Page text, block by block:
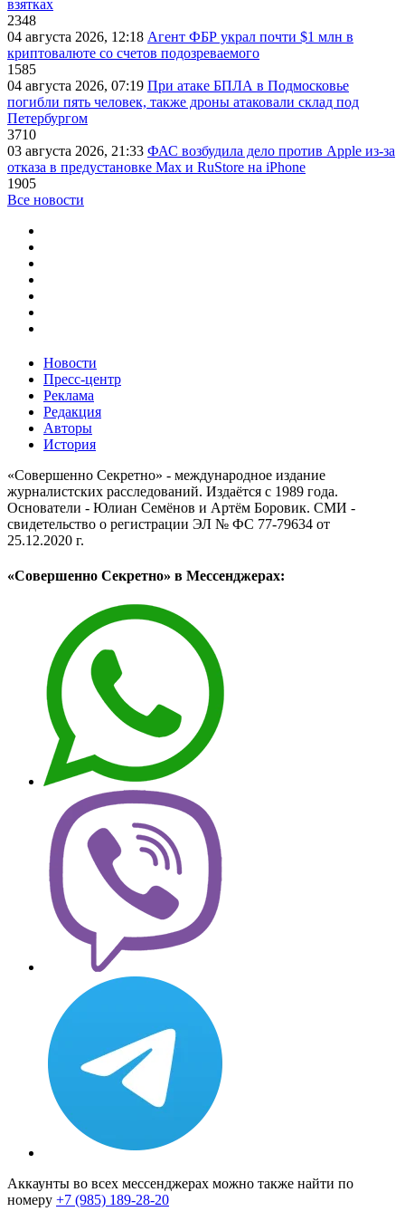
взятках
2348
04 августа 2026, 12:18 Агент ФБР украл почти $1 млн в
криптовалюте со счетов подозреваемого
1585
04 августа 2026, 07:19 При атаке БПЛА в Подмосковье
погибли пять человек, также дроны атаковали склад под
Петербургом
3710
03 августа 2026, 21:33 ФАС возбудила дело против Apple из-за
отказа в предустановке Max и RuStore на iPhone
1905
Все новости
Новости
Пресс-центр
Реклама
Редакция
Авторы
История
«Совершенно Секретно» - международное издание
журналистских расследований. Издаётся с 1989 года.
Основатели - Юлиан Семёнов и Артём Боровик. CМИ -
свидетельство о регистрации ЭЛ № ФС 77-79634 от
25.12.2020 г.
«Совершенно Секретно» в Мессенджерах:
Аккаунты во всех мессенджерах можно также найти по
номеру +7 (985) 189-28-20